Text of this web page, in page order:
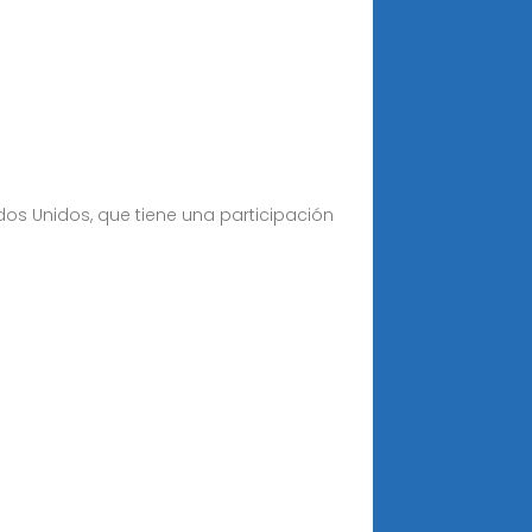
Unidos, que tiene una participación